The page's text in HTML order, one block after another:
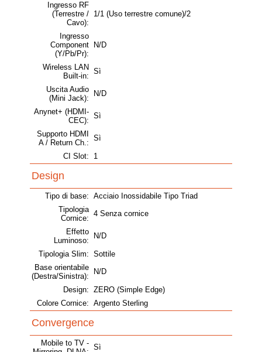
Ingresso RF
(Terrestre /
Cavo):
1/1 (Uso terrestre comune)/2
Ingresso
Component
(Y/Pb/Pr):
N/D
Wireless LAN
Built-in:
Sì
Uscita Audio
(Mini Jack):
N/D
Anynet+ (HDMI-
CEC):
Sì
Supporto HDMI
A / Return Ch.:
Sì
CI Slot: 1
Design
Tipo di base: Acciaio Inossidabile Tipo Triad
Tipologia
Cornice:
4 Senza cornice
Effetto
Luminoso:
N/D
Tipologia Slim: Sottile
Base orientabile
(Destra/Sinistra):
N/D
Design: ZERO (Simple Edge)
Colore Cornice: Argento Sterling
Convergence
Mobile to TV - Sì